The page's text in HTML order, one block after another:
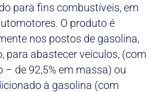
para fins combustíveis, em
O produto é
nos postos de gasolina,
para abastecer veículos, (com
de 92,5% em massa) ou
à gasolina (com